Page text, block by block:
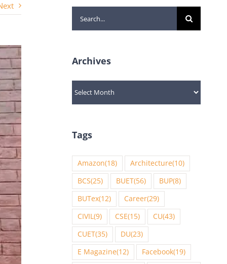
Search
for:
Archives
Archives
Tags
Amazon(18) Architecture(10)
BCS(25) BUET(56) BUP(8)
BUTex(12) Career(29)
CIVIL(9) CSE(15) CU(43)
CUET(35) DU(23)
E Magazine(12) Facebook(19)